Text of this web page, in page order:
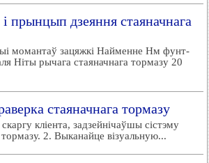
прынцып дзеяння стаяначнага
момантаў зацяжкі Найменне Нм фунт-
Ніты рычага стаяначнага тормазу 20
стаяначнага тормазу
кліента, задзейнічаўшы сістэму
тормазу. 2. Выканайце візуальную...